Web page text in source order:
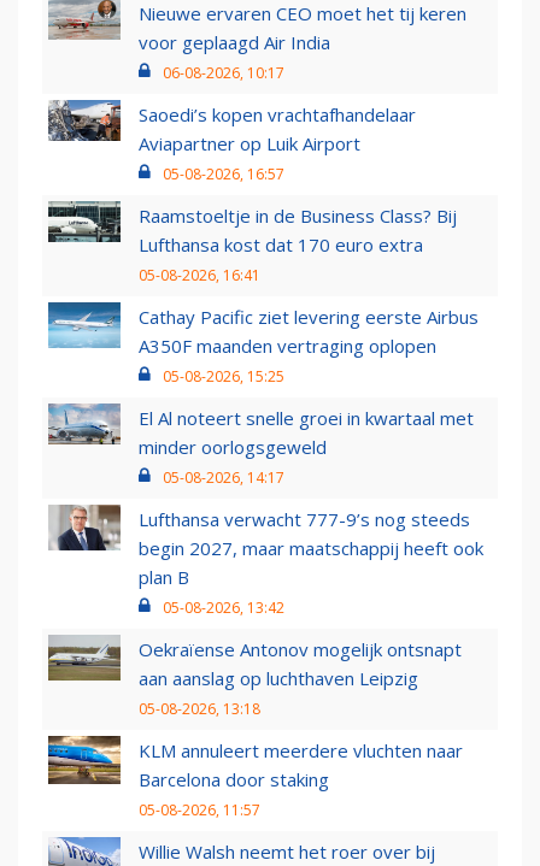
Nieuwe ervaren CEO moet het tij keren
voor geplaagd Air India
06-08-2026, 10:17
Saoedi’s kopen vrachtafhandelaar
Aviapartner op Luik Airport
05-08-2026, 16:57
Raamstoeltje in de Business Class? Bij
Lufthansa kost dat 170 euro extra
05-08-2026, 16:41
Cathay Pacific ziet levering eerste Airbus
A350F maanden vertraging oplopen
05-08-2026, 15:25
El Al noteert snelle groei in kwartaal met
minder oorlogsgeweld
05-08-2026, 14:17
Lufthansa verwacht 777-9’s nog steeds
begin 2027, maar maatschappij heeft ook
plan B
05-08-2026, 13:42
Oekraïense Antonov mogelijk ontsnapt
aan aanslag op luchthaven Leipzig
05-08-2026, 13:18
KLM annuleert meerdere vluchten naar
Barcelona door staking
05-08-2026, 11:57
Willie Walsh neemt het roer over bij